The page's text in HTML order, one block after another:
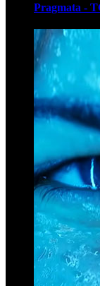
Pragmata -